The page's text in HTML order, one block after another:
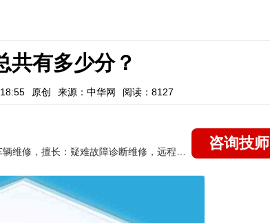
共有多少分？
原创 来源：中华网 阅读：8127
咨询技师